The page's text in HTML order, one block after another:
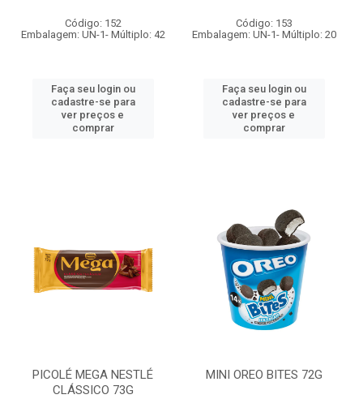
Código: 152
Embalagem: UN-1- Múltiplo: 42
Faça seu login ou
cadastre-se para
ver preços e
comprar
Código: 153
Embalagem: UN-1- Múltiplo: 20
Faça seu login ou
cadastre-se para
ver preços e
comprar
PICOLÉ MEGA NESTLÉ
CLÁSSICO 73G
MINI OREO BITES 72G